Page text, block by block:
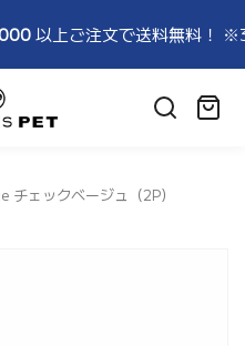
以上ご注文で送料無料！ ※3
HARRYSPET
カ
ェックベージュ（2P）